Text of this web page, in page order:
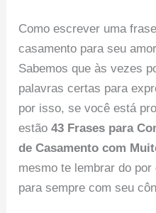
Como escrever uma
casamento para seu amor
Sabemos que às vezes
palavras certas para
por isso, se você está
estão43 Frases para
de Casamento com
mesmo te lembrar do
para sempre com seu